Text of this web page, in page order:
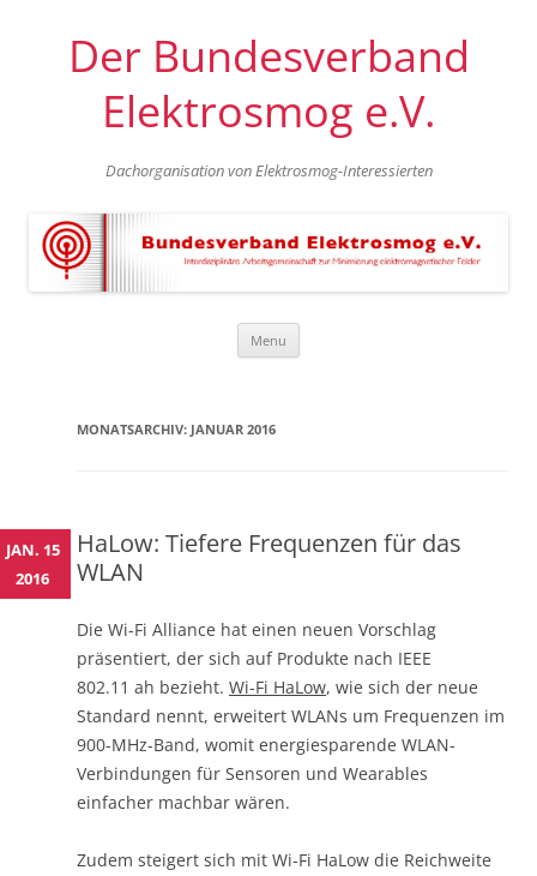
Der Bundesverband
Elektrosmog e.V.
Dachorganisation von Elektrosmog-Interessierten
Menu
MONATSARCHIV: JANUAR 2016
HaLow: Tiefere Frequenzen für das
WLAN
Die Wi-Fi Alliance hat einen neuen Vorschlag
präsentiert, der sich auf Produkte nach IEEE
802.11 ah bezieht. Wi-Fi HaLow, wie sich der neue
Standard nennt, erweitert WLANs um Frequenzen im
900-MHz-Band, womit energiesparende WLAN-
Verbindungen für Sensoren und Wearables
einfacher machbar wären.
Zudem steigert sich mit Wi-Fi HaLow die Reichweite
JAN. 15
2016